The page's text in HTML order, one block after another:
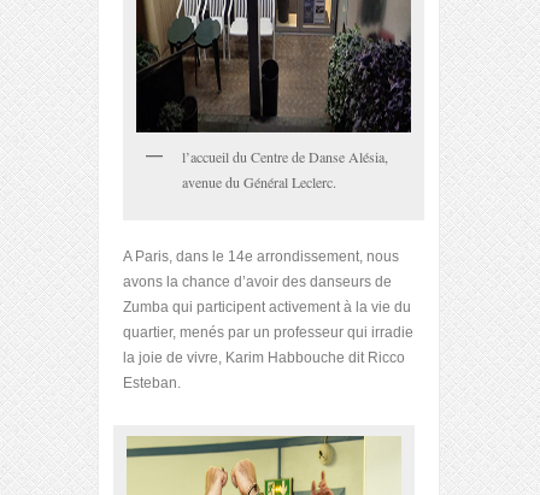
l’accueil du Centre de Danse Alésia,
avenue du Général Leclerc.
A Paris, dans le 14e arrondissement, nous
avons la chance d’avoir des danseurs de
Zumba qui participent activement à la vie du
quartier, menés par un professeur qui irradie
la joie de vivre, Karim Habbouche dit Ricco
Esteban.